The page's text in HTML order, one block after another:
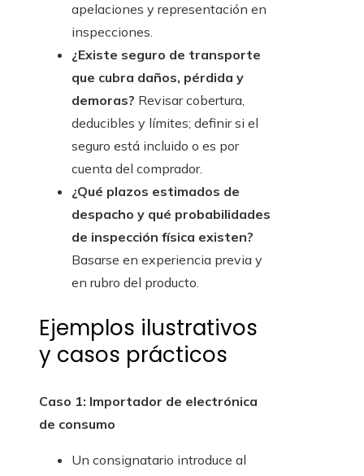
apelaciones y representación en
inspecciones.
¿Existe seguro de transporte
que cubra daños, pérdida y
demoras? Revisar cobertura,
deducibles y límites; definir si el
seguro está incluido o es por
cuenta del comprador.
¿Qué plazos estimados de
despacho y qué probabilidades
de inspección física existen?
Basarse en experiencia previa y
en rubro del producto.
Ejemplos ilustrativos
y casos prácticos
Caso 1: Importador de electrónica
de consumo
Un consignatario introduce al